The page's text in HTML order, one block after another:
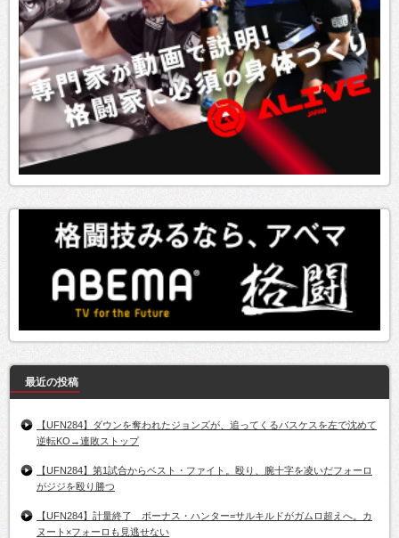
最近の投稿
【UFN284】ダウンを奪われたジョンズが、追ってくるバスケスを左で沈めて
逆転KO→連敗ストップ
【UFN284】第1試合からベスト・ファイト。殴り、腕十字を凌いだフォーロ
がジジを殴り勝つ
【UFN284】計量終了 ボーナス・ハンター=サルキルドがガムロ超えへ。カ
ヌート×フォーロも見逃せない